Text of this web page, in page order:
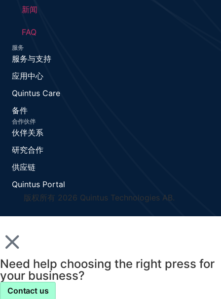
新闻
FAQ
服务
服务与支持
应用中心
Quintus Care
备件
合作伙伴
伙伴关系
研究合作
供应链
Quintus Portal
版权所有 2026 Quintus Technologies AB.
Need help choosing the right press for
your business?
Contact us